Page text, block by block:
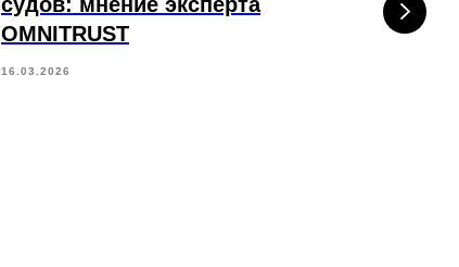
OMNITRUST
16.03.2026